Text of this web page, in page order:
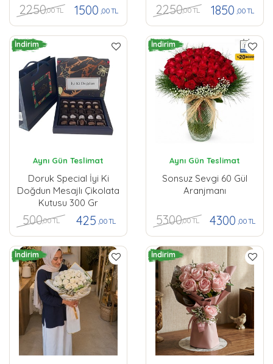
2250,00 TL 1500 ,00 TL 2250,00 TL 1850 ,00 TL
İndirim
Aynı Gün Teslimat
Doruk Special İyi Ki
Doğdun Mesajlı Çikolata
Kutusu 300 Gr
500,00 TL 425 ,00 TL
İndirim
Aynı Gün Teslimat
Sonsuz Sevgi 60 Gül
Aranjmanı
5300,00 TL 4300 ,00 TL
İndirim İndirim